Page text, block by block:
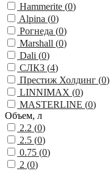
Hammerite (0)
Alpina (0)
Рогнеда (0)
Marshall (0)
Dali (0)
СЛКЗ (4)
Престиж Холдинг (0)
LINNIMAX (0)
MASTERLINE (0)
Объем, л
2.2 (0)
2.5 (0)
0.75 (0)
2 (0)